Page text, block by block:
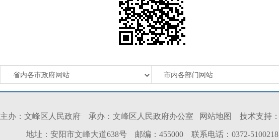
主办：文峰区人民政府 承办：文峰区人民政府办公室 网站地图 技术支持：
地址：安阳市文峰大道638号 邮编：455000 联系电话：0372-5100218